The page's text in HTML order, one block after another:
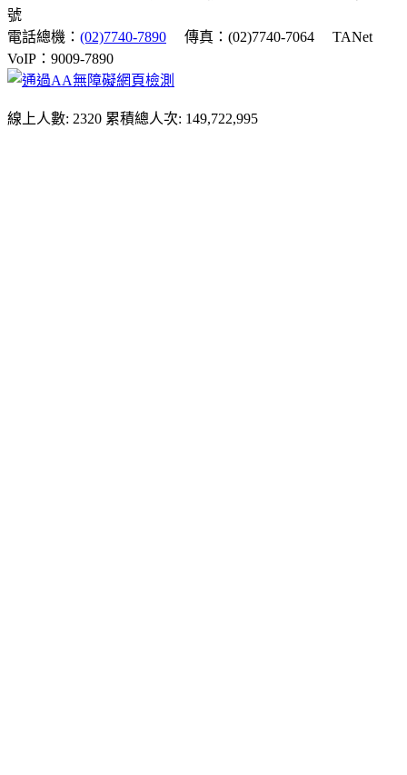
號
電話總機： (02)7740-7890 傳真：(02)7740-7064
TANet
VoIP：9009-7890
線上人數: 2320 累積總人次: 149,722,995